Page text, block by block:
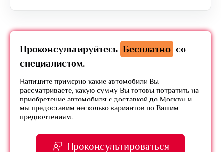
Проконсультируйтесь Бесплатно со
специалистом.
Напишите примерно какие автомобили Вы
рассматриваете, какую сумму Вы готовы потратить на
приобретение автомобиля с доставкой до Москвы и
мы предоставим несколько вариантов по Вашим
предпочтениям.
Проконсультироваться